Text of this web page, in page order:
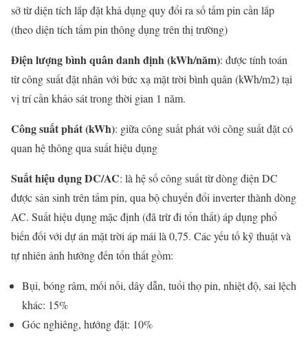
sở từ diện tích lắp đặt khả dụng quy đổi ra số tấm pin cần lắp
(theo diện tích tấm pin thông dụng trên thị trường)
Điện lượng bình quân danh định (kWh/năm): được tính toán
từ công suất đặt nhân với bức xạ mặt trời bình quân (kWh/m2) tại
vị trí cần khảo sát trong thời gian 1 năm.
Công suất phát (kWh): giữa công suất phát với công suất đặt có
quan hệ thông qua suất hiệu dụng
Suất hiệu dụng DC/AC: là hệ số công suất từ dòng điện DC
được sản sinh trên tấm pin, qua bộ chuyển đổi inverter thành dòng
AC. Suất hiệu dụng mặc định (đã trừ đi tổn thất) áp dụng phổ
biến đối với dự án mặt trời áp mái là 0,75. Các yếu tố kỹ thuật và
tự nhiên ảnh hưởng đến tổn thất gồm:
Bụi, bóng râm, mối nối, dây dẫn, tuổi thọ pin, nhiệt độ, sai lệch
khác: 15%
Góc nghiêng, hướng đặt: 10%